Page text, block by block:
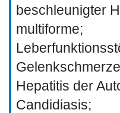
beschleunigter
multiforme;
Hepatitis der
Candidiasis;